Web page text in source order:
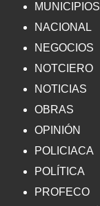
MUNICIPIOS
NACIONAL
NEGOCIOS
NOTCIERO
NOTICIAS
OBRAS
OPINIÓN
POLICIACA
POLÍTICA
PROFECO